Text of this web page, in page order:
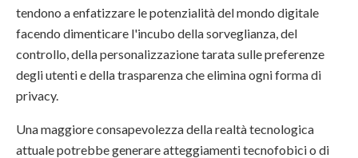
tendono a enfatizzare le potenzialità del mondo digitale
facendo dimenticare l'incubo della sorveglianza, del
controllo, della personalizzazione tarata sulle preferenze
degli utenti e della trasparenza che elimina ogni forma di
privacy.
Una maggiore consapevolezza della realtà tecnologica
attuale potrebbe generare atteggiamenti tecnofobici o di